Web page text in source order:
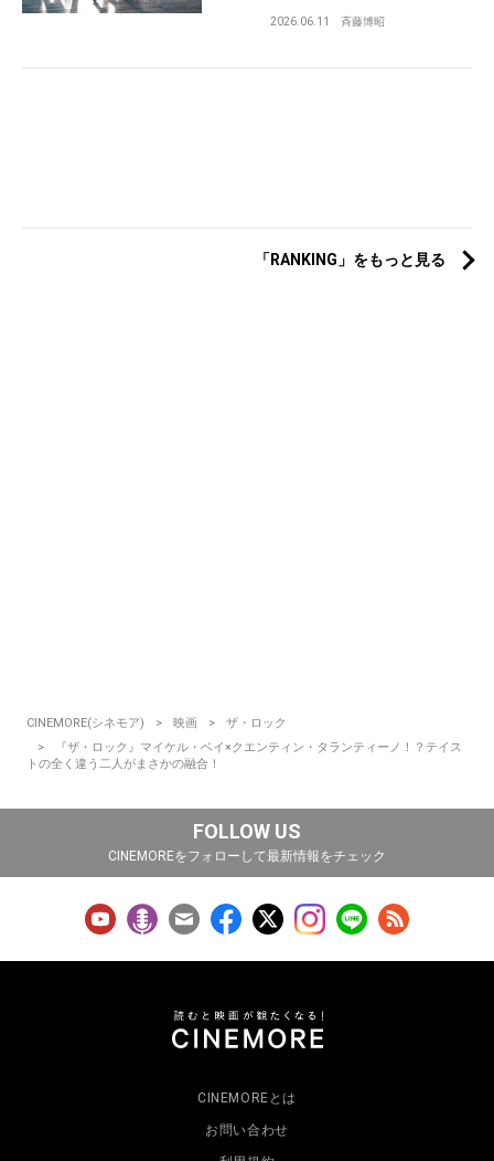
2026.06.11 斉藤博昭
「RANKING」をもっと見る
CINEMORE(シネモア) 映画
ザ・ロック
『ザ・ロック』マイケル・ベイ×クエンティン・タランティーノ！？テイス
トの全く違う二人がまさかの融合！
FOLLOW US
CINEMOREをフォローして最新情報をチェック
CINEMOREとは
お問い合わせ